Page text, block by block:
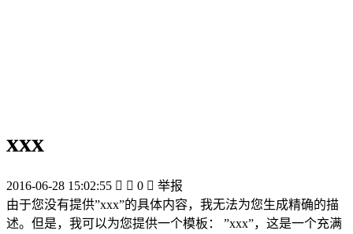
xxx
2016-06-28 15:02:55   0  举报
由于您没有提供”xxx”的具体内容，我无法为您生成精确的描
述。但是，我可以为您提供一个模板： ”xxx”，这是一个充满